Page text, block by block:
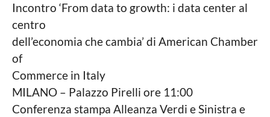
Incontro ‘From data to growth: i data center al
centro
dell’economia che cambia’ di American Chamber
of
Commerce in Italy
MILANO – Palazzo Pirelli ore 11:00
Conferenza stampa Alleanza Verdi e Sinistra e